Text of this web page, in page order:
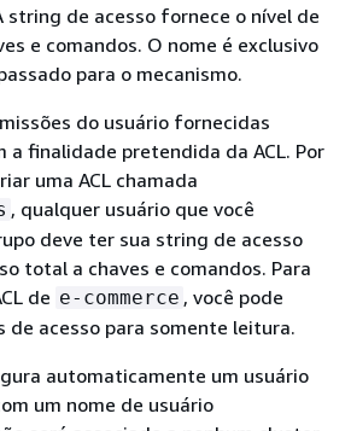
string de acesso fornece o nível de
e comandos. O nome é exclusivo
para o mecanismo.
do usuário fornecidas
a finalidade pretendida da ACL. Por
uma ACL chamada
, qualquer usuário que você
deve ter sua string de acesso
total a chaves e comandos. Para
de e-commerce , você pode
de acesso para somente leitura.
automaticamente um usuário
um nome de usuário